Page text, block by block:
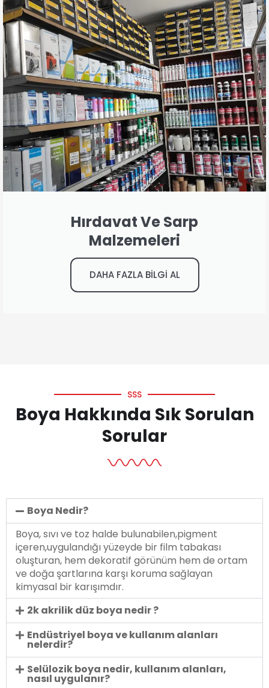
Hırdavat Ve Sarp
Malzemeleri
DAHA FAZLA BİLGİ AL
SSS
Boya Hakkında Sık Sorulan
Sorular
Boya Nedir?
Boya, sıvı ve toz halde bulunabilen,pigment
içeren,uygulandığı yüzeyde bir film tabakası
oluşturan, hem dekoratif görünüm hem de ortam
ve doğa şartlarına karşı koruma sağlayan
kimyasal bir karışımdır.
2k akrilik düz boya nedir ?
Endüstriyel boya ve kullanım alanları
nelerdir?
Selülozik boya nedir, kullanım alanları,
nasıl uygulanır?